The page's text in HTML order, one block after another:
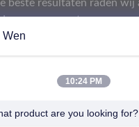
Wen
10:24 PM
product are you looking for?